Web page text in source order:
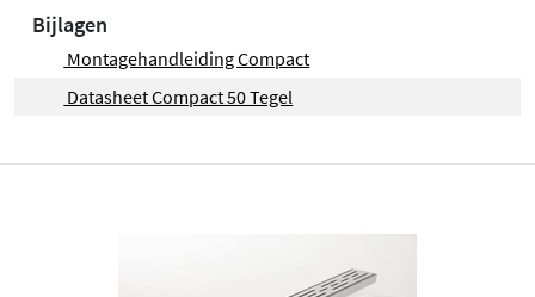
Bijlagen
Montagehandleiding Compact
Datasheet Compact 50 Tegel